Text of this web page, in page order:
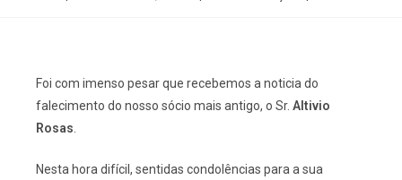
Foi com imenso pesar que recebemos a noticia do
falecimento do nosso sócio mais antigo, o Sr. Altivio
Rosas
Nesta hora difícil, sentidas condolências para a sua